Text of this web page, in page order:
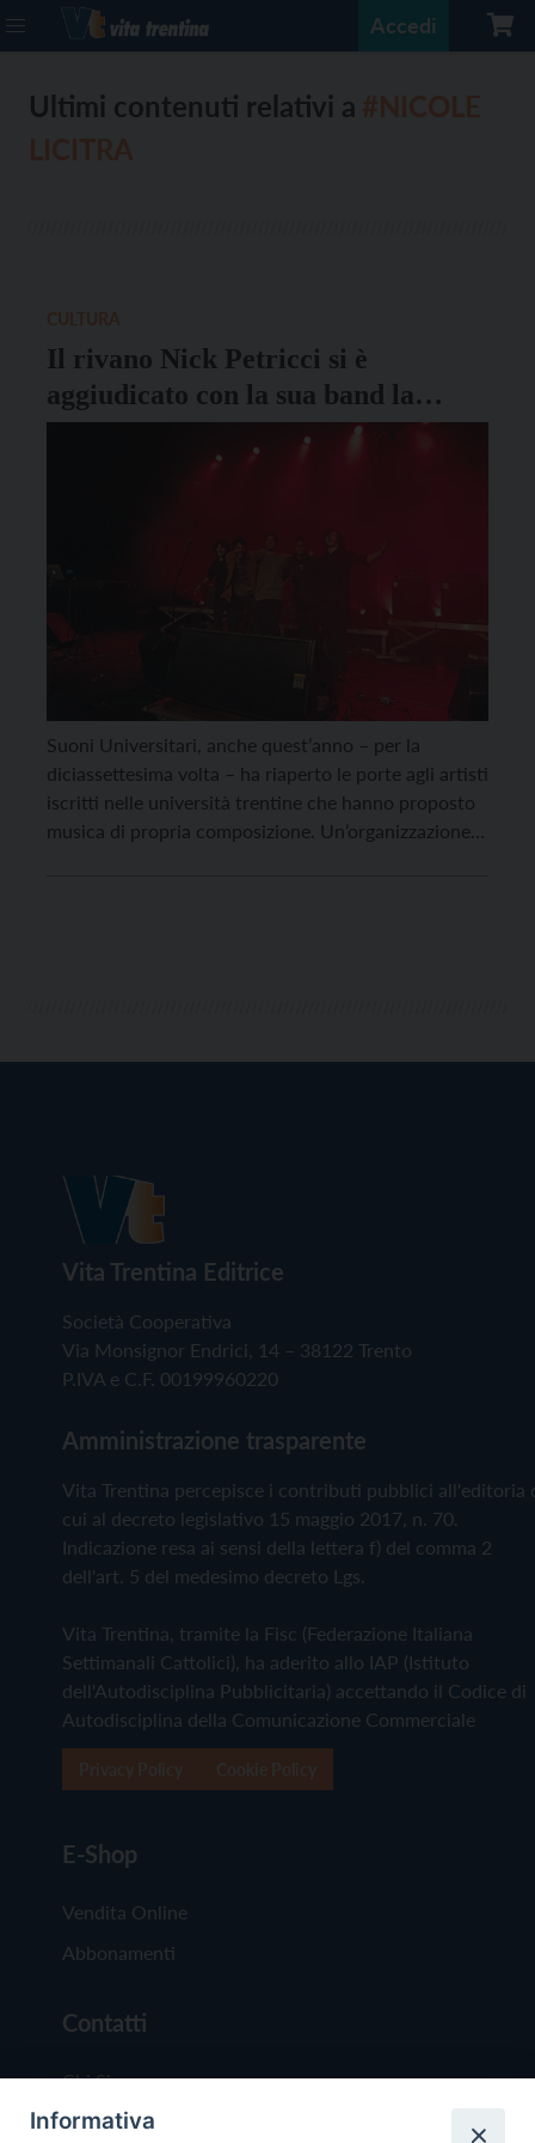
Accedi
Ultimi contenuti relativi a
Il rivano Nick Petricci si è
aggiudicato con la sua band la
nuova edizione di Suoni
Universitari. Lo abbiamo
Suoni Universitari, anche quest’anno – per la
diciassettesima volta – ha riaperto le porte agli artisti
iscritti nelle università trentine che hanno proposto
musica di propria composizione. Un’organizzazione
Vita Trentina Editrice
Società Cooperativa
Via Monsignor Endrici, 14 – 38122 Trento
P.IVA e C.F. 00199960220
Amministrazione trasparente
Vita Trentina percepisce i contributi pubblici all'editoria
cui al decreto legislativo 15 maggio 2017, n. 70.
Indicazione resa ai sensi della lettera f) del comma 2
dell'art. 5 del medesimo decreto Lgs.
Vita Trentina, tramite la Fisc (Federazione Italiana
Settimanali Cattolici), ha aderito allo IAP (Istituto
dell'Autodisciplina Pubblicitaria) accettando il Codice di
Autodisciplina della Comunicazione Commerciale
E-Shop
Vendita Online
Abbonamenti
Contatti
Chi Siamo
Redazione
Informativa